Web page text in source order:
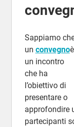
Sappiamo
un convegnoè
un incontro
che ha
l’obiettivo di
presentare o
approfondire
partecipanti